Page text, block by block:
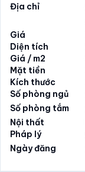
Địa chỉ
Giá
Diện tích
Giá / m2
Mặt tiền
Kích thước
Số phòng ngủ
Số phòng tắm
Nội thất
Pháp lý
Ngày đăng